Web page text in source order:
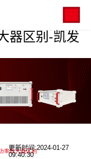
器区别-凯发
率放大器区别
更新时间:2024-01-27
09:40:30